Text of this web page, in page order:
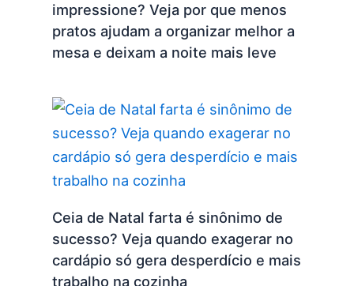
impressione? Veja por que menos
pratos ajudam a organizar melhor a
mesa e deixam a noite mais leve
Ceia de Natal farta é sinônimo de
sucesso? Veja quando exagerar no
cardápio só gera desperdício e mais
trabalho na cozinha